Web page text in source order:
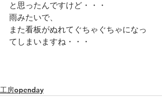
と思ったんですけど・・・
雨みたいで、
また看板がぬれてぐちゃぐちゃになっ
てしまいますね・・・
工房openday